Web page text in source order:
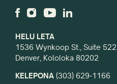
HELU LETA
1536 Wynkoop St., Suite 522
Denver, Kololoka 80202
KELEPONA (303) 629-1166